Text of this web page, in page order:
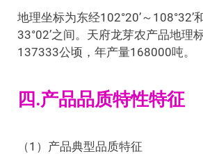
地理坐标为东经102°20’～108°32’
33°02’之间。天府龙芽农产品地理
137333公顷，年产量168000吨。
四.产品品质特性特征
（1）产品典型品质特征